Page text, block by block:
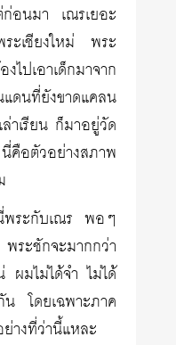
อนมา เณรเยอะ
ะเชียงใหม่ พระ
ไปเอาเด็กมาจาก
นที่ยังขาดแคลน
าเรียน ก็มาอยู่วัด
คือตัวอย่างสภาพ
ระกับเณร พอๆ
ะชักจะมากกว่า
ผมไม่ได้จำ ไม่ได้
โดยเฉพาะภาค
างที่ว่านี้แหละ